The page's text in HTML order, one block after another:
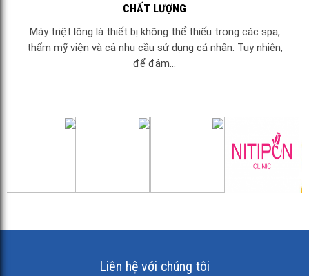
CHẤT LƯỢNG
Máy triệt lông là thiết bị không thể thiếu trong các spa,
thẩm mỹ viện và cả nhu cầu sử dụng cá nhân. Tuy nhiên,
để đảm...
Liên hệ với chúng tôi